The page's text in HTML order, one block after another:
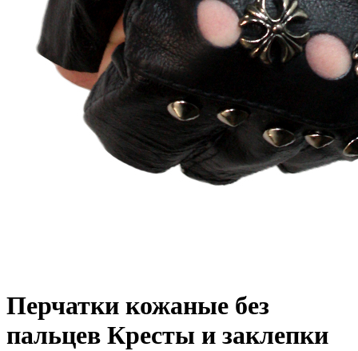
Перчатки кожаные без
пальцев Кресты и заклепки